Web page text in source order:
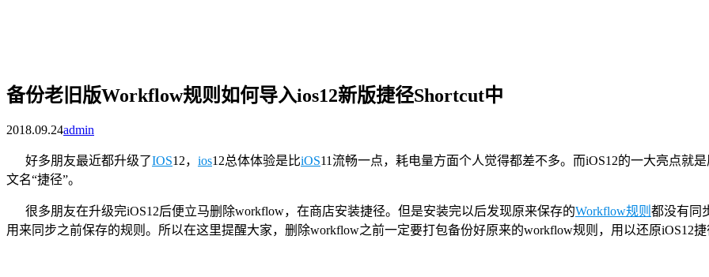
备份老旧版Workflow规则如何导入ios12新版捷径Shortcut中
2018.09.24admin
好多朋友最近都升级了IOS12， ios12总体体验是比iOS11流畅一点，耗电量方面个人觉得都差不多。而iOS12的一大亮点就
文名“捷径”。
很多朋友在升级完iOS12后便立马删除workflow，在商店安装捷径。但是安装完以后发现原来保存的Workflow规则 都没有同
用来同步之前保存的规则。所以在这里提醒大家，删除workflow之前一定要打包备份好原来的workflow规则，用以还原iOS12